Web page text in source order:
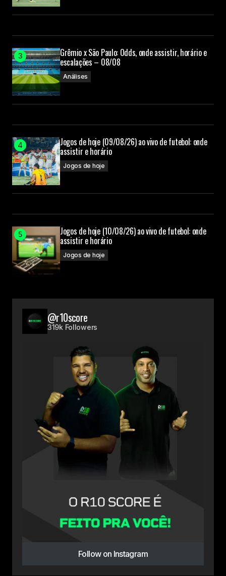
Grêmio x São Paulo: Odds, onde assistir, horário e
escalações – 08/08
Análises
Jogos de hoje (09/08/26) ao vivo de futebol: onde
assistir e horário
Jogos de hoje
Jogos de hoje (10/08/26) ao vivo de futebol: onde
assistir e horário
Jogos de hoje
@r10score
319k Followers
Follow on Instagram